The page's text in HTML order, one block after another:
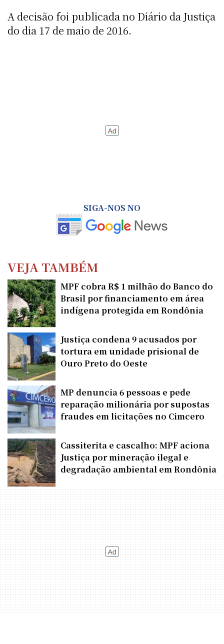
A decisão foi publicada no Diário da Justiça
do dia 17 de maio de 2016.
SIGA-NOS NO
VEJA TAMBÉM
MPF cobra R$ 1 milhão do Banco do
Brasil por financiamento em área
indígena protegida em Rondônia
Justiça condena 9 acusados por
tortura em unidade prisional de
Ouro Preto do Oeste
MP denuncia 6 pessoas e pede
reparação milionária por supostas
fraudes em licitações no Cimcero
Cassiterita e cascalho: MPF aciona
Justiça por mineração ilegal e
degradação ambiental em Rondônia